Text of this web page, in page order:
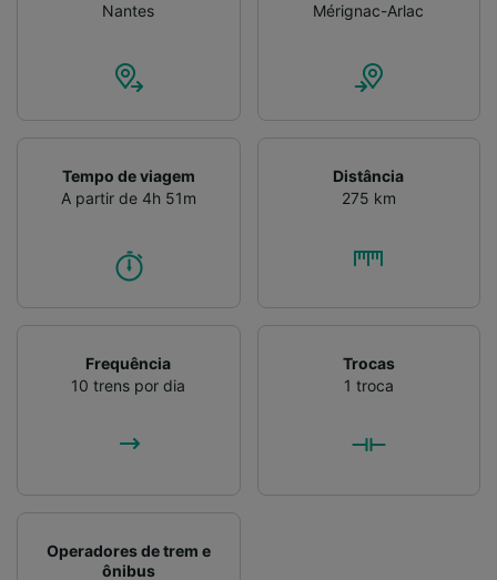
Nantes
Mérignac-Arlac
Tempo de viagem
A partir de 4h 51m
Distância
275 km
Frequência
10 trens por dia
Trocas
1 troca
Operadores de trem e
ônibus